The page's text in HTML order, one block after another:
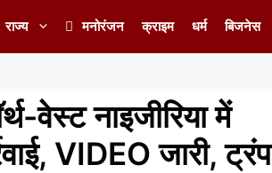
राज्य मनोरंजन क्राइम धर्म बिजनेस
नाइजीरिया में
VIDEO जारी, ट्रंप